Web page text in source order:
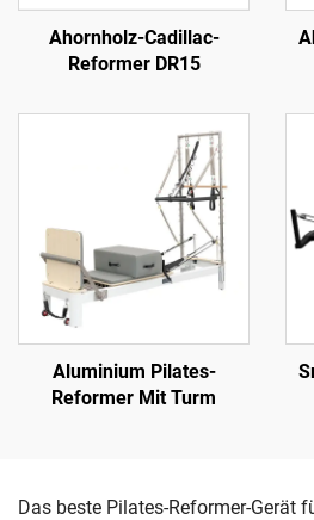
Ahornholz-Cadillac-
Reformer DR15
Aluminium Pilates-
Reformer Mit Turm
Das beste Pilates-Reformer-Gerät